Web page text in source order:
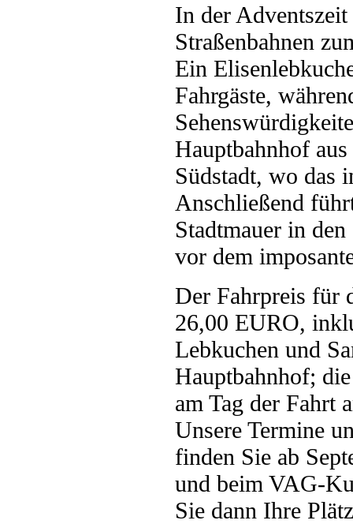
In der
Straßenbahnen
Ein
Fahrgäste,
Hauptbahnhof
Südstadt, wo das
Anschließend
Stadtmauer in
vor dem
Der Fahrpreis für
26,00 EURO,
Lebkuchen und
Hauptbahnhof;
am Tag der
Unsere Termine
finden Sie ab
und beim VAG-
Sie dann Ihre